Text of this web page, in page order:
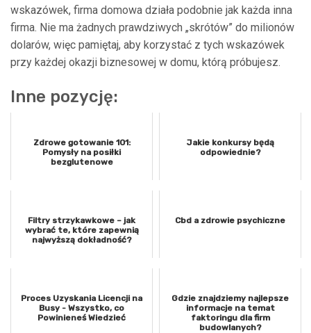
wskazówek, firma domowa działa podobnie jak każda inna
firma. Nie ma żadnych prawdziwych „skrótów” do milionów
dolarów, więc pamiętaj, aby korzystać z tych wskazówek
przy każdej okazji biznesowej w domu, którą próbujesz.
Inne pozycję:
Zdrowe gotowanie 101:
Pomysły na posiłki
bezglutenowe
Jakie konkursy będą
odpowiednie?
Filtry strzykawkowe – jak
wybrać te, które zapewnią
najwyższą dokładność?
Cbd a zdrowie psychiczne
Proces Uzyskania Licencji na
Busy - Wszystko, co
Powinieneś Wiedzieć
Gdzie znajdziemy najlepsze
informacje na temat
faktoringu dla firm
budowlanych?